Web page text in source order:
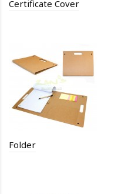
Certificate Cover
Folder